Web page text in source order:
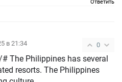
Ответить
0
в 21:34
The Philippines has several
The Philippines